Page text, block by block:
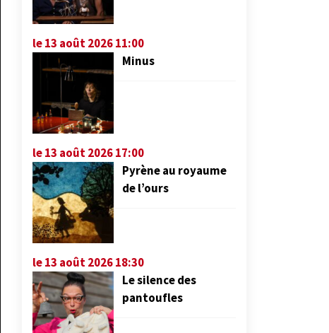
le 13 août 2026 11:00
Minus
le 13 août 2026 17:00
Pyrène au royaume
de l’ours
le 13 août 2026 18:30
Le silence des
pantoufles